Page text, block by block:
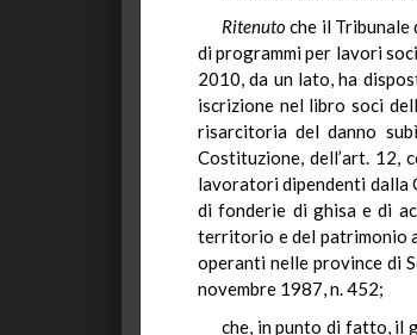
Ritenutoche il Tribunale
di programmi per lavori
2010, da un lato, ha
iscrizione nel libro soci
risarcitoria del danno
Costituzione, dell’art. 12,
lavoratori dipendenti dalla
di fonderie di ghisa e di
territorio e del patrimonio
operanti nelle province di
novembre 1987, n. 452;
che, in punto di fatto, il